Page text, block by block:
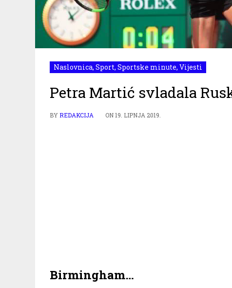
Naslovnica, Sport, Sportske minute, Vijesti
Petra Martić svladala
BYREDAKCIJA ON19. LIPNJA 2019.
Birmingham…